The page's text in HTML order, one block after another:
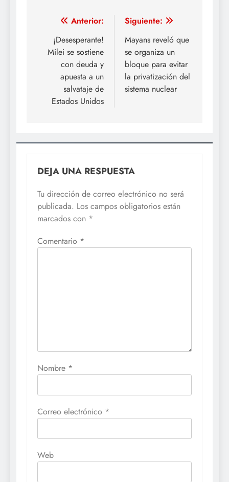
Navegación
entradas
Anterior:
¡Desesperante!
Milei se sostiene
con deuda y
apuesta a un
salvataje de
Estados Unidos
Siguiente:
Mayans reveló que
se organiza un
bloque para evitar
la privatización del
sistema nuclear
DEJA UNA RESPUESTA
Tu dirección de correo electrónico no será
publicada. Los campos obligatorios están
marcados con *
Comentario *
Nombre *
Correo electrónico *
Web